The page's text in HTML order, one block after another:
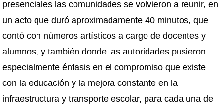
presenciales las comunidades se volvieron a reunir, en
un acto que duró aproximadamente 40 minutos, que
contó con números artísticos a cargo de docentes y
alumnos, y también donde las autoridades pusieron
especialmente énfasis en el compromiso que existe
con la educación y la mejora constante en la
infraestructura y transporte escolar, para cada una de